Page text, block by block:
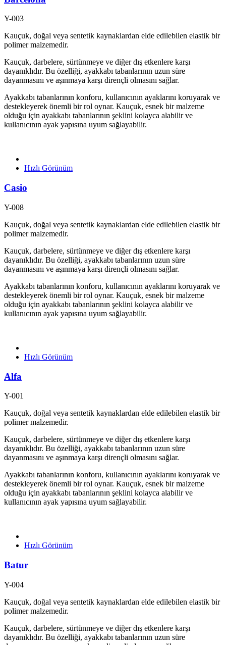
Y-003
Kauçuk, doğal veya sentetik kaynaklardan elde edilebilen elastik bir
polimer malzemedir.
Kauçuk, darbelere, sürtünmeye ve diğer dış etkenlere karşı
dayanıklıdır. Bu özelliği, ayakkabı tabanlarının uzun süre
dayanmasını ve aşınmaya karşı dirençli olmasını sağlar.
Ayakkabı tabanlarının konforu, kullanıcının ayaklarını koruyarak ve
destekleyerek önemli bir rol oynar. Kauçuk, esnek bir malzeme
olduğu için ayakkabı tabanlarının şeklini kolayca alabilir ve
kullanıcının ayak yapısına uyum sağlayabilir.
Hızlı Görünüm
Casio
Y-008
Kauçuk, doğal veya sentetik kaynaklardan elde edilebilen elastik bir
polimer malzemedir.
Kauçuk, darbelere, sürtünmeye ve diğer dış etkenlere karşı
dayanıklıdır. Bu özelliği, ayakkabı tabanlarının uzun süre
dayanmasını ve aşınmaya karşı dirençli olmasını sağlar.
Ayakkabı tabanlarının konforu, kullanıcının ayaklarını koruyarak ve
destekleyerek önemli bir rol oynar. Kauçuk, esnek bir malzeme
olduğu için ayakkabı tabanlarının şeklini kolayca alabilir ve
kullanıcının ayak yapısına uyum sağlayabilir.
Hızlı Görünüm
Alfa
Y-001
Kauçuk, doğal veya sentetik kaynaklardan elde edilebilen elastik bir
polimer malzemedir.
Kauçuk, darbelere, sürtünmeye ve diğer dış etkenlere karşı
dayanıklıdır. Bu özelliği, ayakkabı tabanlarının uzun süre
dayanmasını ve aşınmaya karşı dirençli olmasını sağlar.
Ayakkabı tabanlarının konforu, kullanıcının ayaklarını koruyarak ve
destekleyerek önemli bir rol oynar. Kauçuk, esnek bir malzeme
olduğu için ayakkabı tabanlarının şeklini kolayca alabilir ve
kullanıcının ayak yapısına uyum sağlayabilir.
Hızlı Görünüm
Batur
Y-004
Kauçuk, doğal veya sentetik kaynaklardan elde edilebilen elastik bir
polimer malzemedir.
Kauçuk, darbelere, sürtünmeye ve diğer dış etkenlere karşı
dayanıklıdır. Bu özelliği, ayakkabı tabanlarının uzun süre